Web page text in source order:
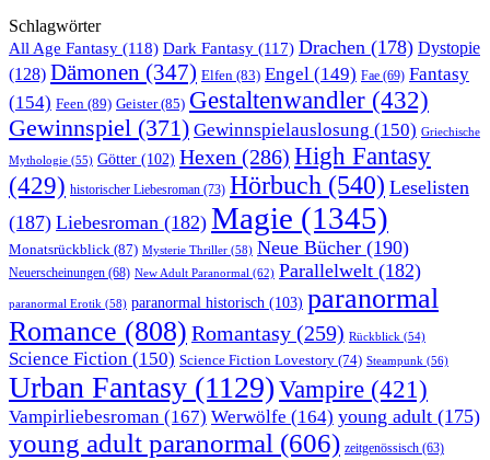
Schlagwörter
All Age Fantasy (118) Dark Fantasy (117) Drachen (178) Dystopie
(128) Dämonen (347) Elfen (83) Engel (149) Fae (69) Fantasy
(154) Feen (89) Geister(85) Gestaltenwandler (432)
Gewinnspiel (371) Gewinnspielauslosung (150) Griechische
Mythologie (55) Götter (102) Hexen (286) High Fantasy
(429) historischer Liebesroman (73) Hörbuch (540) Leselisten
(187) Liebesroman (182) Magie (1345)
Monatsrückblick (87) Mysterie Thriller (58) Neue Bücher (190)
Neuerscheinungen (68) New Adult Paranormal (62) Parallelwelt (182)
paranormal Erotik (58) paranormal historisch (103) paranormal
Romance (808) Romantasy (259) Rückblick (54)
Science Fiction (150) Science Fiction Lovestory (74) Steampunk (56)
Urban Fantasy (1129) Vampire (421)
Vampirliebesroman (167) Werwölfe (164) young adult (175)
young adult paranormal (606) zeitgenössisch (63)